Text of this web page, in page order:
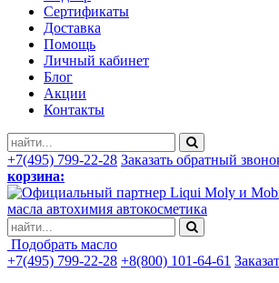
Сертификаты
Доставка
Помощь
Личный кабинет
Блог
Акции
Контакты
+7(495) 799-22-28 Заказать обратный
корзина:
масла автохимия автокосметика
Подобрать масло
+7(495) 799-22-28 +8(800) 101-64-61